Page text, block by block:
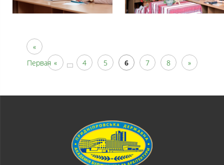
«
Первая « 4 5 6 7 8 »